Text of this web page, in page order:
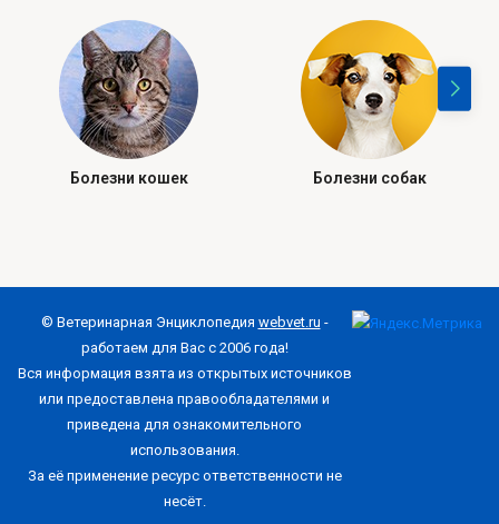
Болезни кошек Болезни собак
© Ветеринарная Энциклопедия webvet.ru -
работаем для Вас с 2006 года!
Вся информация взята из открытых источников
или предоставлена правообладателями и
приведена для ознакомительного
использования.
За её применение ресурс ответственности не
несёт.